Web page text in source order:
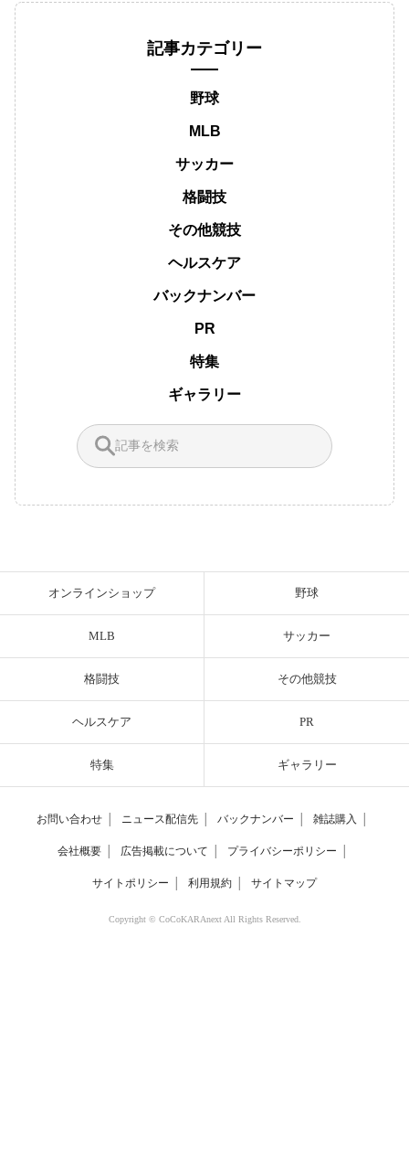
記事カテゴリー
野球
MLB
サッカー
格闘技
その他競技
ヘルスケア
バックナンバー
PR
特集
ギャラリー
オンラインショップ 野球
MLB サッカー
格闘技 その他競技
ヘルスケア PR
特集 ギャラリー
お問い合わせ ニュース配信先 バックナンバー 雑誌購入
会社概要 広告掲載について プライバシーポリシー
サイトポリシー 利用規約 サイトマップ
Copyright © CoCoKARAnext All Rights Reserved.